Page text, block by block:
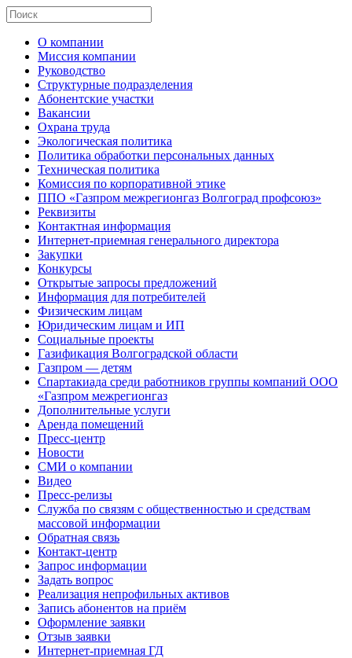
О компании
Миссия компании
Руководство
Структурные подразделения
Абонентские участки
Вакансии
Охрана труда
Экологическая политика
Политика обработки персональных данных
Техническая политика
Комиссия по корпоративной этике
ППО «Газпром межрегионгаз Волгоград профсоюз»
Реквизиты
Контактная информация
Интернет-приемная генерального директора
Закупки
Конкурсы
Открытые запросы предложений
Информация для потребителей
Физическим лицам
Юридическим лицам и ИП
Социальные проекты
Газификация Волгоградской области
Газпром — детям
Спартакиада среди работников группы компаний ООО
«Газпром межрегионгаз
Дополнительные услуги
Аренда помещений
Пресс-центр
Новости
СМИ о компании
Видео
Пресс-релизы
Служба по связям с общественностью и средствам
массовой информации
Обратная связь
Контакт-центр
Запрос информации
Задать вопрос
Реализация непрофильных активов
Запись абонентов на приём
Оформление заявки
Отзыв заявки
Интернет-приемная ГД